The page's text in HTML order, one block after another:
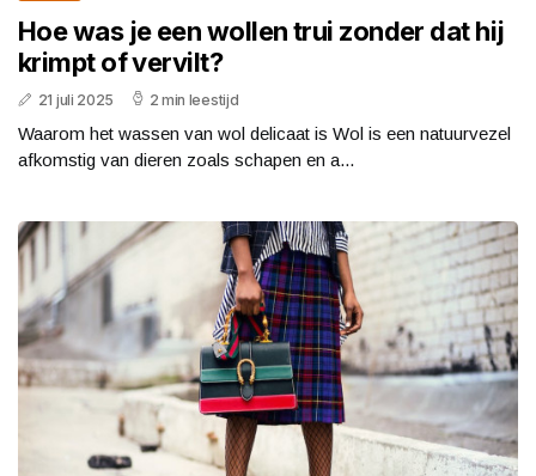
Hoe was je een wollen trui zonder dat hij
krimpt of vervilt?
21 juli 2025 2 min leestijd
Waarom het wassen van wol delicaat is Wol is een natuurvezel
afkomstig van dieren zoals schapen en a...